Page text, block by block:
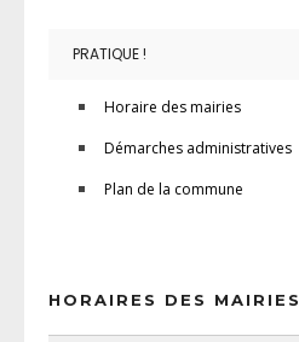
PRATIQUE !
Horaire des mairies
Démarches administratives
Plan de la commune
HORAIRES DES MAIRIES